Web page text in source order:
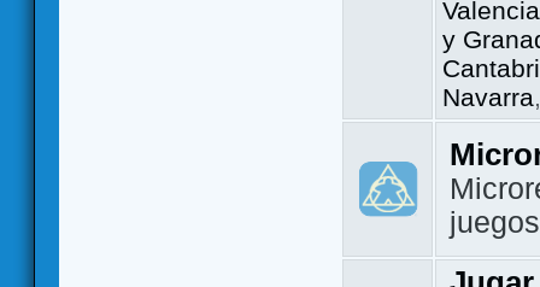
Valencia
y
Navarra